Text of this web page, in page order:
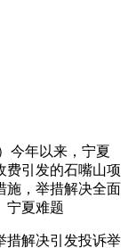
今年以来，宁夏
费引发的石嘴山项
施，举措解决全面
宁夏难题
措解决引发投诉举